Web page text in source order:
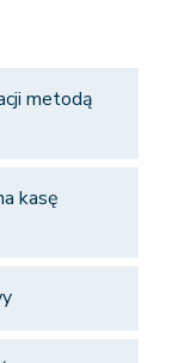
metodą
kasę